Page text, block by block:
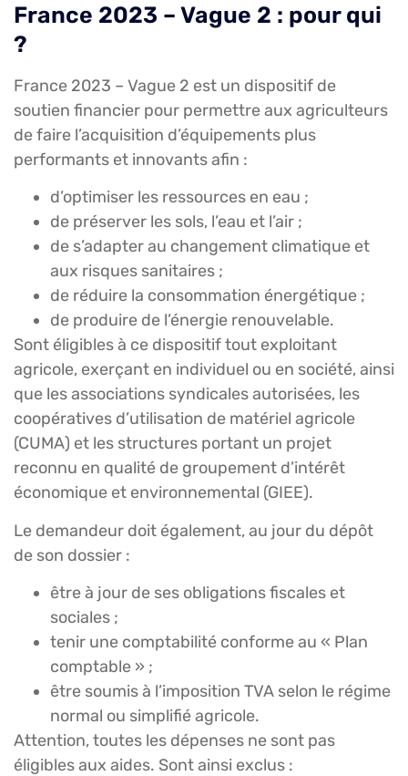
France 2023 – Vague 2 : pour qui
?
France 2023 – Vague 2 est un dispositif de
soutien financier pour permettre aux agriculteurs
de faire l’acquisition d’équipements plus
performants et innovants afin :
d’optimiser les ressources en eau ;
de préserver les sols, l’eau et l’air ;
de s’adapter au changement climatique et
aux risques sanitaires ;
de réduire la consommation énergétique ;
de produire de l’énergie renouvelable.
Sont éligibles à ce dispositif tout exploitant
agricole, exerçant en individuel ou en société, ainsi
que les associations syndicales autorisées, les
coopératives d’utilisation de matériel agricole
(CUMA) et les structures portant un projet
reconnu en qualité de groupement d’intérêt
économique et environnemental (GIEE).
Le demandeur doit également, au jour du dépôt
de son dossier :
être à jour de ses obligations fiscales et
sociales ;
tenir une comptabilité conforme au « Plan
comptable » ;
être soumis à l’imposition TVA selon le régime
normal ou simplifié agricole.
Attention, toutes les dépenses ne sont pas
éligibles aux aides. Sont ainsi exclus :